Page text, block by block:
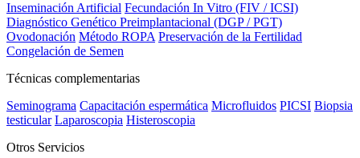
Inseminación Artificial Fecundación In Vitro (FIV / ICSI)
Diagnóstico Genético Preimplantacional (DGP / PGT)
Ovodonación Método ROPA Preservación de la Fertilidad
Congelación de Semen
Técnicas complementarias
Seminograma Capacitación espermática Microfluidos PICSI Biopsia
testicular Laparoscopia Histeroscopia
Otros Servicios